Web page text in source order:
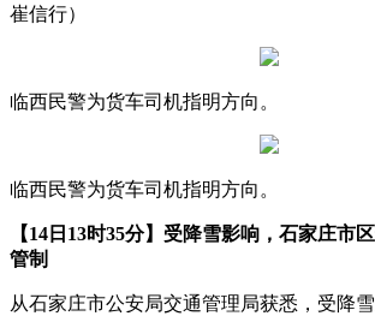
崔信行）
临西民警为货车司机指明方向。
临西民警为货车司机指明方向。
【14日13时35分】受降雪影响，石家庄市
管制
从石家庄市公安局交通管理局获悉，受降